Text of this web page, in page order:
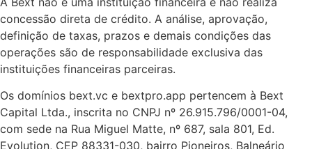
concessão direta de crédito. A análise, aprovação,
definição de taxas, prazos e demais condições das
operações são de responsabilidade exclusiva das
instituições financeiras parceiras.
Os domínios bext.vc e bextpro.app pertencem à Bext
Capital Ltda., inscrita no CNPJ nº 26.915.796/0001-04,
com sede na Rua Miguel Matte, nº 687, sala 801, Ed.
Evolution, CEP 88331-030, bairro Pioneiros, Balneário